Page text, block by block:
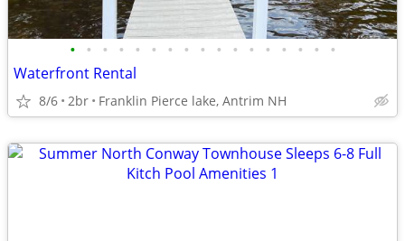
• • • • • • • • • • • • • • • • •
Waterfront Rental
8/6 2br Franklin Pierce lake, Antrim NH